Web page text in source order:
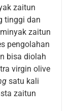
zaitun
tinggi dan
zaitun
pengolahan
bisa diolah
virgin olive
satu kali
zaitun